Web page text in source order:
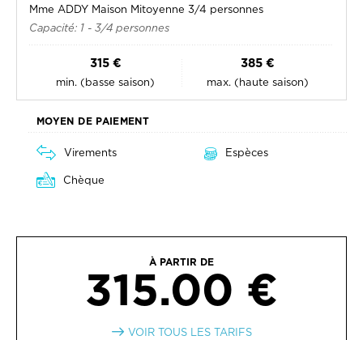
Mme ADDY Maison Mitoyenne 3/4 personnes
Capacité: 1 - 3/4 personnes
315 €
min. (basse saison)
385 €
max. (haute saison)
MOYEN DE PAIEMENT
Virements
Espèces
Chèque
À PARTIR DE
315.00 €
VOIR TOUS LES TARIFS